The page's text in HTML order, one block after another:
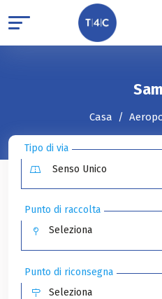
Casa
Tipo di via
Punto di raccolta
Seleziona
Punto di riconsegna
Seleziona